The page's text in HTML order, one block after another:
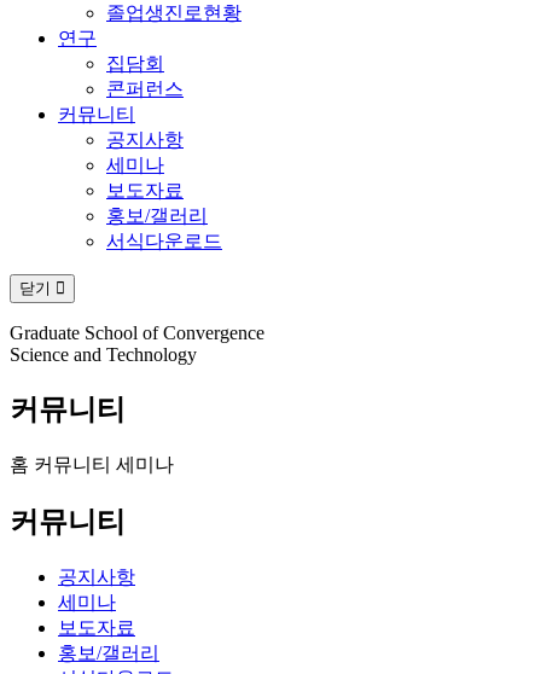
졸업생진로현황
연구
집담회
콘퍼런스
커뮤니티
공지사항
세미나
보도자료
홍보/갤러리
서식다운로드
닫기
Graduate School of Convergence
Science and Technology
커뮤니티
홈 커뮤니티 세미나
커뮤니티
공지사항
세미나
보도자료
홍보/갤러리